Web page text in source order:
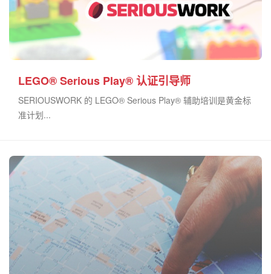
LEGO® Serious Play® 认证引导师
SERIOUSWORK 的 LEGO® Serious Play® 辅助培训是黄金标
准计划...